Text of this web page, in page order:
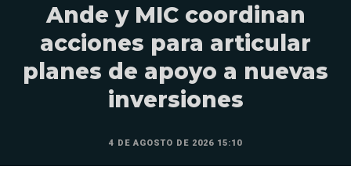
Ande y MIC coordinan
acciones para articular
planes de apoyo a nuevas
inversiones
4 DE AGOSTO DE 2026 15:10